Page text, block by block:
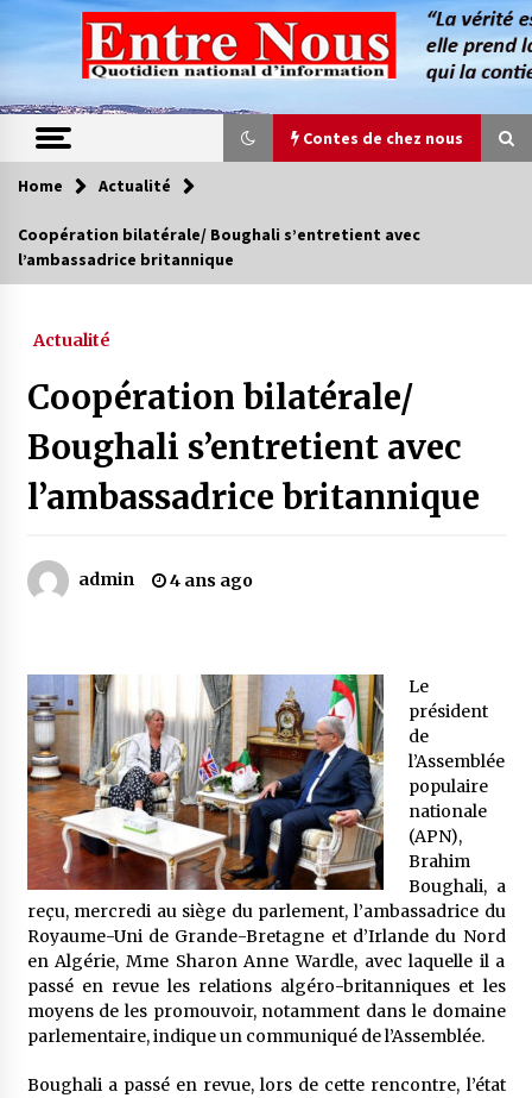
content
Contes de chez nous
Contes de chez nous
Quand la mère n’est plus là (17e partie)
Magie de sorcier
4 ans ago
Oum el Gaïla / L’ogresse du M’zab
4 ans ago
Quand on va vite
5 ans ago
« Père, tiens-moi, je vais tomber ! »
5 ans ago
Le bouc de l’Au-delà
5 ans ago
Le monstrueux vieillard (Un récit du Sud
algérien)
Home Actualité
Coopération bilatérale/ Boughali s’entretient avec
l’ambassadrice britannique
Actualité
Coopération bilatérale/
Boughali s’entretient avec
l’ambassadrice britannique
admin 4 ans ago
Le
président
de
l’Assemblée
populaire
nationale
(APN),
Brahim
Boughali, a
reçu, mercredi au siège du parlement, l’ambassadrice du
Royaume-Uni de Grande-Bretagne et d’Irlande du Nord
en Algérie, Mme Sharon Anne Wardle, avec laquelle il a
passé en revue les relations algéro-britanniques et les
moyens de les promouvoir, notamment dans le domaine
parlementaire, indique un communiqué de l’Assemblée.
Boughali a passé en revue, lors de cette rencontre, l’état